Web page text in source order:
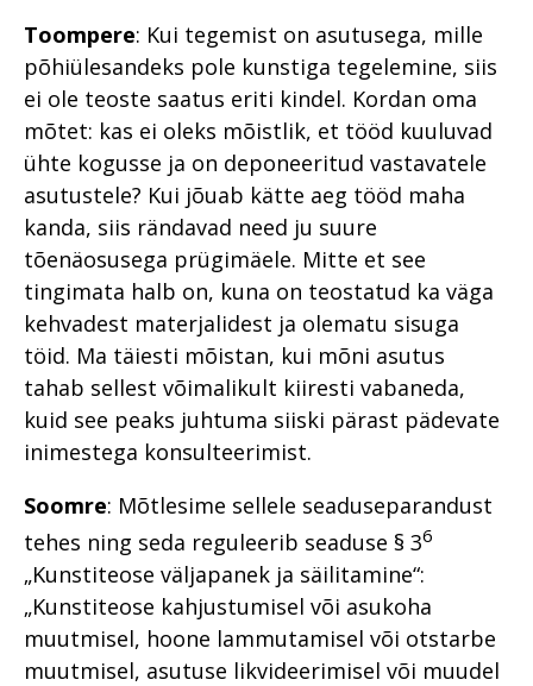
Toompere: Kui tegemist on asutusega, mille
põhiülesandeks pole kunstiga tegelemine, siis
ei ole teoste saatus eriti kindel. Kordan oma
mõtet: kas ei oleks mõistlik, et tööd kuuluvad
ühte kogusse ja on deponeeritud vastavatele
asutustele? Kui jõuab kätte aeg tööd maha
kanda, siis rändavad need ju suure
tõenäosusega prügimäele. Mitte et see
tingimata halb on, kuna on teostatud ka väga
kehvadest materjalidest ja olematu sisuga
töid. Ma täiesti mõistan, kui mõni asutus
tahab sellest võimalikult kiiresti vabaneda,
kuid see peaks juhtuma siiski pärast pädevate
inimestega konsulteerimist.
Soomre: Mõtlesime sellele seaduseparandust
tehes ning seda reguleerib seaduse § 36
„Kunstiteose väljapanek ja säilitamine“:
„Kunstiteose kahjustumisel või asukoha
muutmisel, hoone lammutamisel või otstarbe
muutmisel, asutuse likvideerimisel või muudel